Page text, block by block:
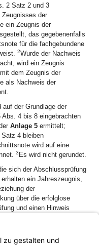
2 Satz 2 und 3
der
ein Zeugnis der
das gegebenenfalls
für die fachgebundene
2Wurde der Nachweis
wird ein Zeugnis
dem Zeugnis der
als Nachweis der
auf der Grundlage der
4 bis 8 eingebrachten
Anlage 5 ermittelt;
4 bleiben
wird auf eine
3 Es wird nicht gerundet.
sich der Abschlussprüfung
ein Jahreszeugnis,
der
über die erfolglose
und einen Hinweis
werden darf oder nicht.
über das Jahreszeugnis